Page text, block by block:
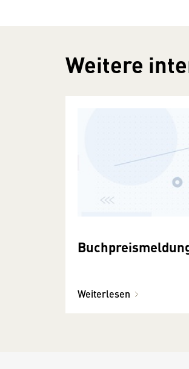
Weitere
Weiterlesen